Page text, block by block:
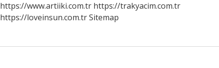
https://www.artiiki.com.tr https://trakyacim.com.tr
https://loveinsun.com.trSitemap